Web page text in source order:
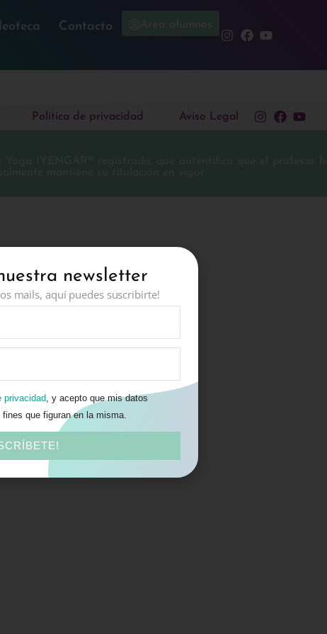
Contacto
Política de privacidad Aviso Legal
IYENGAR® registrado, que autentifica que el profesor
mantiene su titulación en vigor
newsletter
mails, aquí puedes suscribirte!
privacidad, y acepto que mis datos
que figuran en la misma.